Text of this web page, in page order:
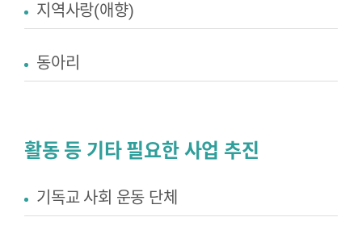
지역사랑(애향)
동아리
활동 등 기타 필요한 사업 추진
기독교 사회 운동 단체